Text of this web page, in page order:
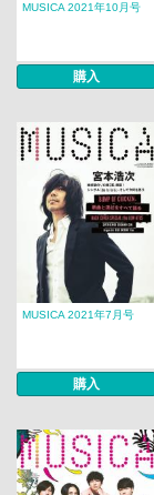
MUSICA 2021年10月号
購入
MUSICA 2021年7月号
購入